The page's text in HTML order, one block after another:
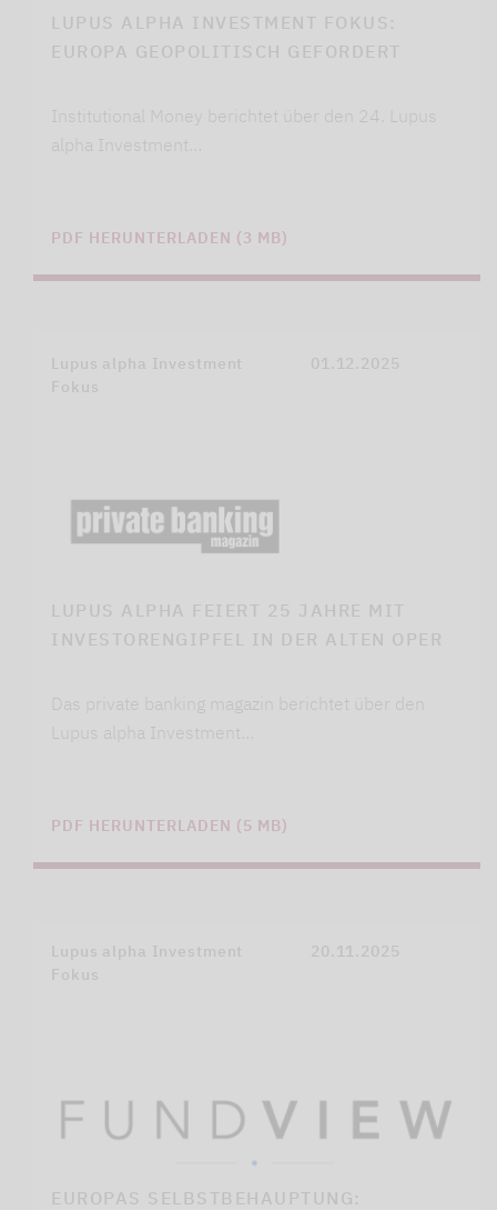
LUPUS ALPHA INVESTMENT FOKUS:
EUROPA GEOPOLITISCH GEFORDERT
Institutional Money berichtet über den 24. Lupus
alpha Investment…
PDF HERUNTERLADEN (3 MB)
Lupus alpha Investment
Fokus
01.12.2025
LUPUS ALPHA FEIERT 25 JAHRE MIT
INVESTORENGIPFEL IN DER ALTEN OPER
Das private banking magazin berichtet über den
Lupus alpha Investment…
PDF HERUNTERLADEN (5 MB)
Lupus alpha Investment
Fokus
20.11.2025
EUROPAS SELBSTBEHAUPTUNG: